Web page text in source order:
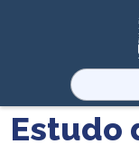
Pesquisar
por:
Estudo